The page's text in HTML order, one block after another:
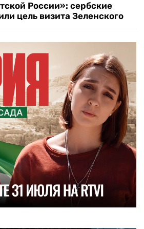
России»: сербские
цель визита Зеленского